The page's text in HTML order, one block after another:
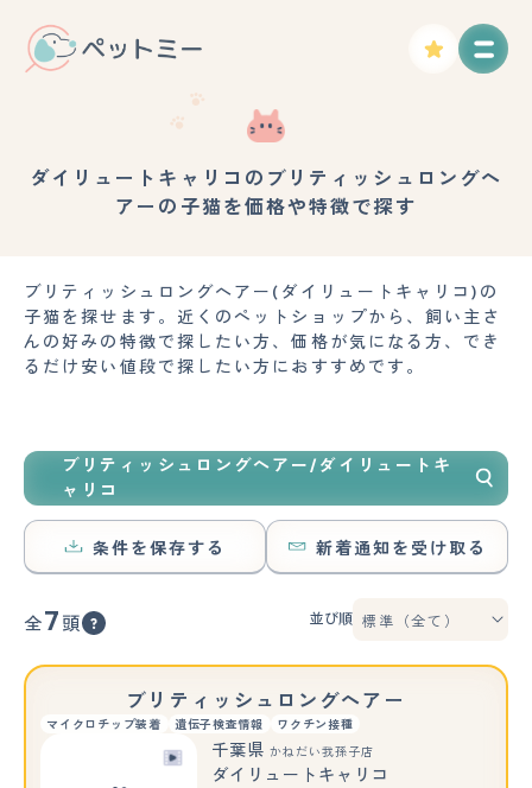
ダイリュートキャリコのブリティッシュロングヘ
アーの子猫を価格や特徴で探す
ブリティッシュロングヘアー(ダイリュートキャリコ)の
子猫を探せます。近くのペットショップから、飼い主さ
んの好みの特徴で探したい方、価格が気になる方、でき
るだけ安い値段で探したい方におすすめです。
ブリティッシュロングヘアー/ダイリュートキ
ャリコ
条件を保存する 新着通知を受け取る
全7 頭 並び順
ブリティッシュロングヘアー
マイクロチップ装着 遺伝子検査情報 ワクチン接種
千葉県 かねだい我孫子店
ダイリュートキャリコ